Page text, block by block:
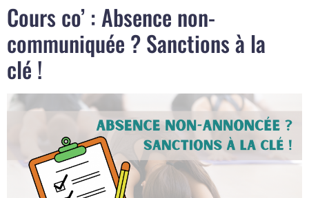
Cours co’ : Absence non-
communiquée ? Sanctions à la
clé !